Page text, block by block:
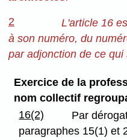
2
L'article 16
à son numéro, du
par adjonction de ce qui
Exercice de la
nom collectif
16(2)
Par
paragraphes 15(1) et